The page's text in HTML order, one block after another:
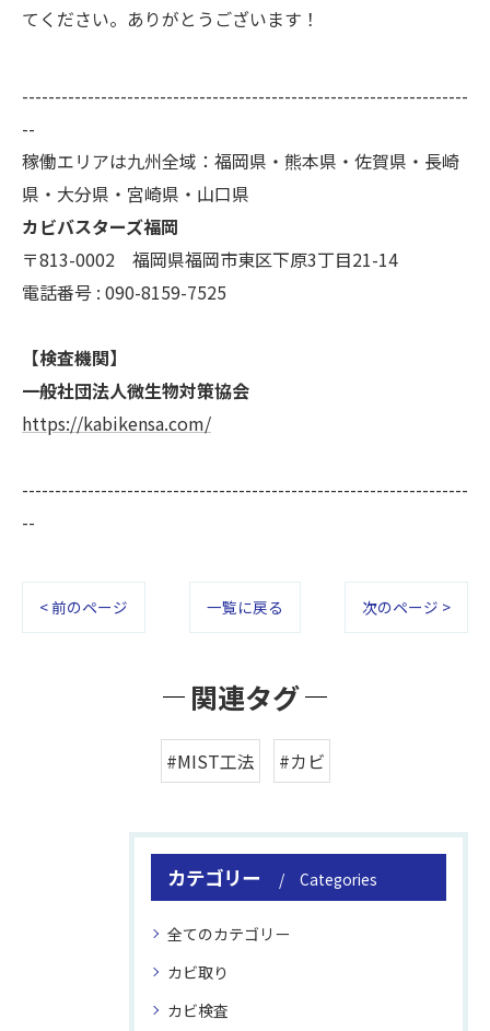
てください。ありがとうございます！
--------------------------------------------------------------------
--
稼働エリアは九州全域：福岡県・熊本県・佐賀県・長崎
県・大分県・宮崎県・山口県
カビバスターズ福岡
〒813-0002 福岡県福岡市東区下原3丁目21-14
電話番号 : 090-8159-7525
【検査機関】
一般社団法人微生物対策協会
https://kabikensa.com/
--------------------------------------------------------------------
--
< 前のページ 一覧に戻る 次のページ >
関連タグ
#MIST工法 #カビ
カテゴリー Categories
全てのカテゴリー
カビ取り
カビ検査